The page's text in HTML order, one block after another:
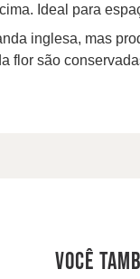
Ideal para
inglesa, mas
flor são
você